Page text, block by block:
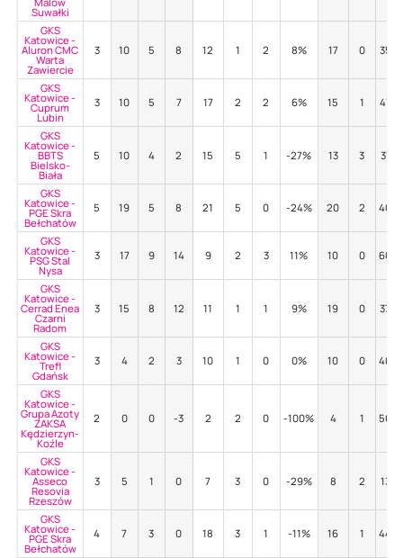
Suwałki
GKS
Katowice -
Aluron CMC
Warta
Zawiercie
3 10 5 8 12 1 2 8% 17 0 35%
GKS
Katowice -
Cuprum
Lubin
3 10 5 7 17 2 2 6% 15 1 47%
GKS
Katowice -
BBTS
Bielsko-
Biała
5 10 4 2 15 5 1 -27% 13 3 31%
GKS
Katowice -
PGE Skra
Bełchatów
5 19 5 8 21 5 0 -24% 20 2 40%
GKS
Katowice -
PSG Stal
Nysa
3 17 9 14 9 2 3 11% 10 0 60%
GKS
Katowice -
Cerrad Enea
Czarni
Radom
3 15 8 12 11 1 1 9% 19 0 37%
GKS
Katowice -
Trefl
Gdańsk
3 4 2 3 10 1 0 0% 10 0 40%
GKS
Katowice -
Grupa Azoty
ZAKSA
Kędzierzyn-
Koźle
2 0 0 -3 2 2 0 -100% 4 1 50%
GKS
Katowice -
Asseco
Resovia
Rzeszów
3 5 1 0 7 3 0 -29% 8 2 13%
GKS
Katowice -
PGE Skra
Bełchatów
4 7 3 0 18 3 1 -11% 16 1 44%